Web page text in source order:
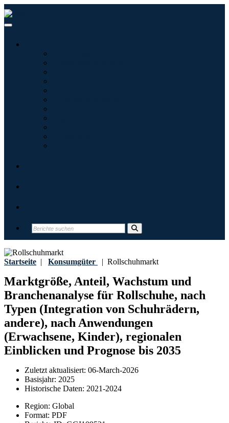
Startseite | Konsumgüter | Rollschuhmarkt
Marktgröße, Anteil, Wachstum und
Branchenanalyse für Rollschuhe, nach
Typen (Integration von Schuhrädern,
andere), nach Anwendungen
(Erwachsene, Kinder), regionalen
Einblicken und Prognose bis 2035
Zuletzt aktualisiert: 06-March-2026
Basisjahr: 2025
Historische Daten: 2021-2024
Region: Global
Format: PDF